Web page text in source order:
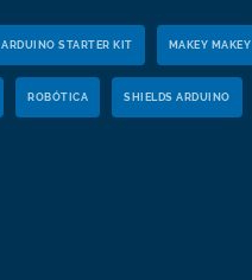
ARDUINO STARTER KIT MAKEY MAKEY
ROBÓTICA SHIELDS ARDUINO